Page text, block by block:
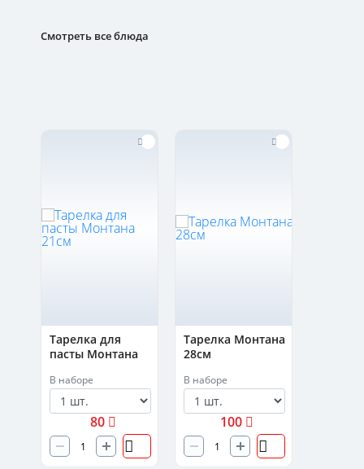
Смотреть все блюда
Тарелка для
пасты Монтана
В наборе
80
Тарелка Монтана
28см
В наборе
100